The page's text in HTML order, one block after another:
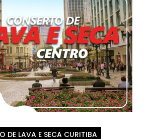
DE LAVA E SECA CURITIBA